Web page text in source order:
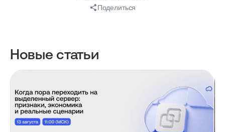
Поделиться
Новые статьи